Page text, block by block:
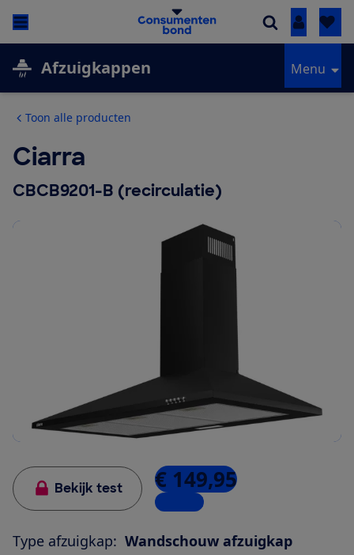
Inloggen
Afzuigkappen Menu
Toon alle producten
Ciarra
CBCB9201-B (recirculatie)
Bekijk test € 149,95
1 winkel
Type afzuigkap: Wandschouw afzuigkap